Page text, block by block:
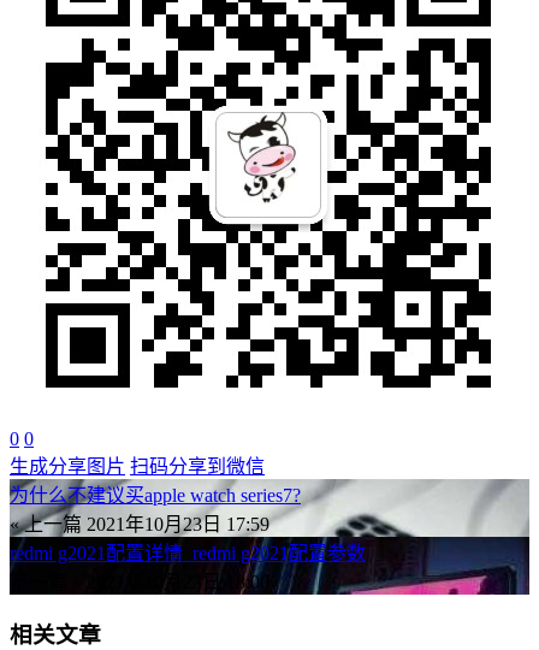
0 0
生成分享图片 扫码分享到微信
为什么不建议买apple watch series7?
« 上一篇 2021年10月23日 17:59
redmi g2021配置详情_redmi g2021配置参数
2021年10月23日 18:00
相关文章